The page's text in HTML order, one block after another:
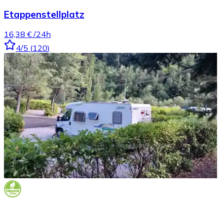
Etappenstellplatz
16,38 € /24h
4/5 (120)